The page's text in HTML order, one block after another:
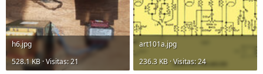
h6.jpg
528.1 KB · Visitas: 21
art101a.jpg
236.3 KB · Visitas: 24